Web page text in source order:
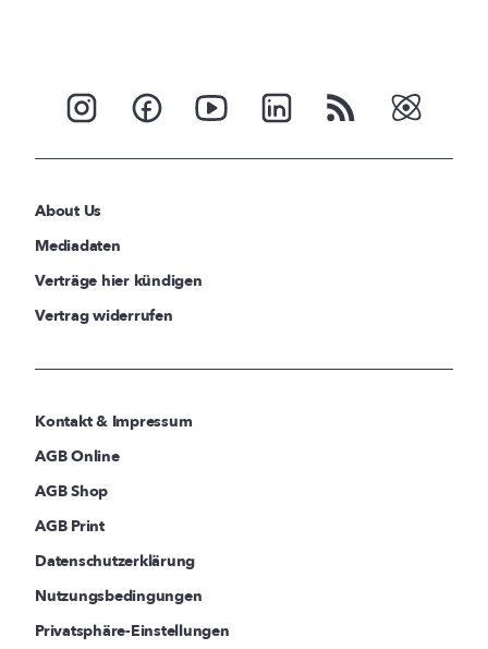
About Us
Mediadaten
Verträge hier kündigen
Vertrag widerrufen
Kontakt & Impressum
AGB Online
AGB Shop
AGB Print
Datenschutzerklärung
Nutzungsbedingungen
Privatsphäre-Einstellungen